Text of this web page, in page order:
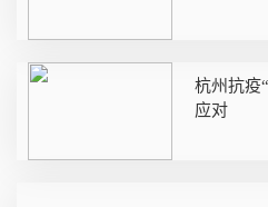
杭州抗疫
应对